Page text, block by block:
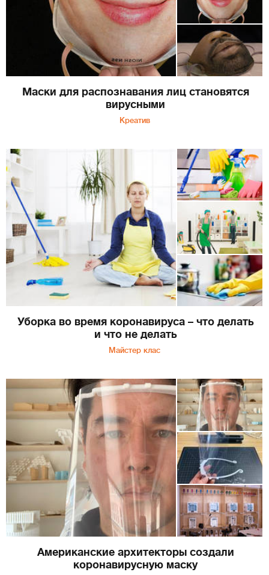
Маски для распознавания лиц становятся
вирусными
Креатив
Уборка во время коронавируса – что делать
и что не делать
Майстер клас
Американские архитекторы создали
коронавирусную маску